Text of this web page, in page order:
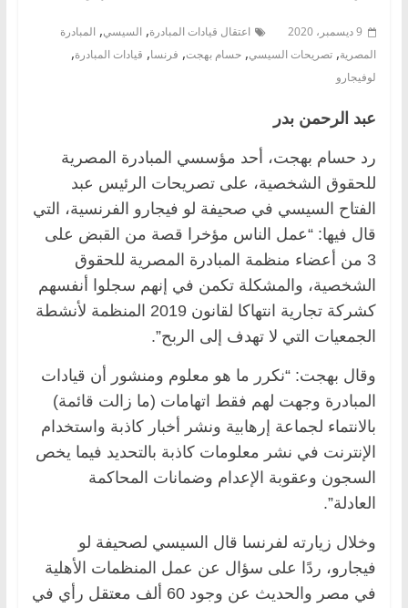
9 ديسمبر، 2020 اعتقال قيادات المبادرة, السيسي, المبادرة
المصرية, تصريحات السيسي, حسام بهجت, فرنسا, قيادات المبادرة,
لوفيجارو
عبد الرحمن بدر
رد حسام بهجت، أحد مؤسسي المبادرة المصرية
للحقوق الشخصية، على تصريحات الرئيس عبد
الفتاح السيسي في صحيفة لو فيجارو الفرنسية، التي
قال فيها: “عمل الناس مؤخرا قصة من القبض على
3 من أعضاء منظمة المبادرة المصرية للحقوق
الشخصية، والمشكلة تكمن في إنهم سجلوا أنفسهم
كشركة تجارية انتهاكا لقانون 2019 المنظمة لأنشطة
الجمعيات التي لا تهدف إلى الربح”.
وقال بهجت: “‏نكرر ما هو معلوم ومنشور أن قيادات
المبادرة وجهت لهم فقط اتهامات (ما زالت قائمة)
بالانتماء لجماعة إرهابية ونشر أخبار كاذبة واستخدام
الإنترنت في نشر معلومات كاذبة بالتحديد فيما يخص
السجون وعقوبة الإعدام وضمانات المحاكمة
العادلة”.
وخلال زيارته لفرنسا قال السيسي لصحيفة لو
فيجارو، ردًا على سؤال عن عمل المنظمات الأهلية
في مصر والحديث عن وجود 60 ألف معتقل رأي في